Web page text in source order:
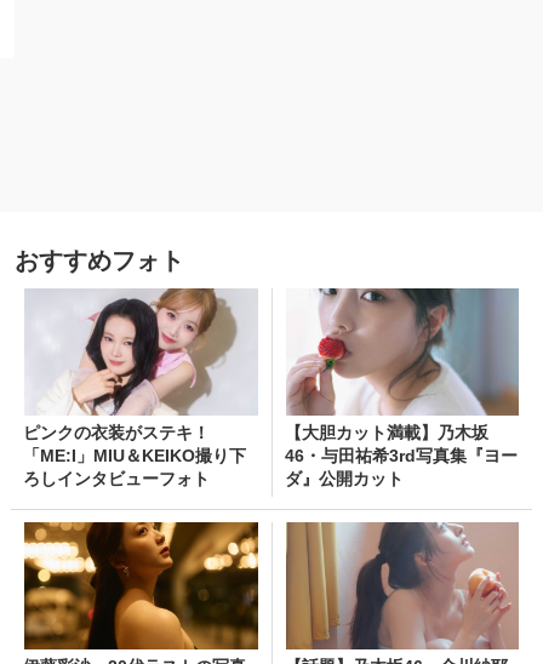
おすすめフォト
ピンクの衣装がステキ！
「ME:I」MIU＆KEIKO撮り下
ろしインタビューフォト
【大胆カット満載】乃木坂
46・与田祐希3rd写真集『ヨー
ダ』公開カット